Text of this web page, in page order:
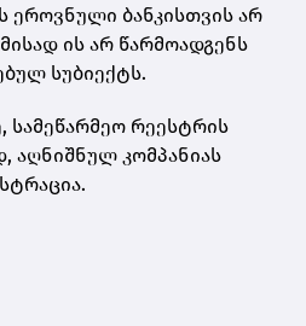
ეროვნული ბანკისთვის არ
ის არ წარმოადგენს
სუბიექტს.
სამეწარმეო რეესტრის
აღნიშნულ კომპანიას